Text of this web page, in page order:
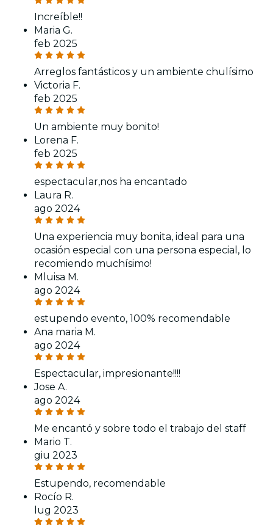
Increíble!!
Maria G.
feb 2025
Arreglos fantásticos y un ambiente chulísimo
Victoria F.
feb 2025
Un ambiente muy bonito!
Lorena F.
feb 2025
espectacular,nos ha encantado
Laura R.
ago 2024
Una experiencia muy bonita, ideal para una
ocasión especial con una persona especial, lo
recomiendo muchísimo!
Mluisa M.
ago 2024
estupendo evento, 100% recomendable
Ana maria M.
ago 2024
Espectacular, impresionante!!!!
Jose A.
ago 2024
Me encantó y sobre todo el trabajo del staff
Mario T.
giu 2023
Estupendo, recomendable
Rocío R.
lug 2023